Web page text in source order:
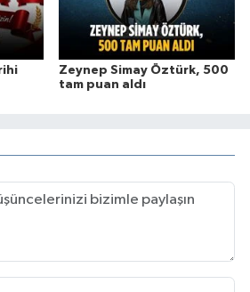
Zeynep Simay Öztürk, 500
tam puan aldı